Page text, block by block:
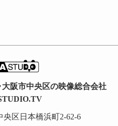
大阪市中央区の映像総合会社
央区日本橋浜町2-62-6